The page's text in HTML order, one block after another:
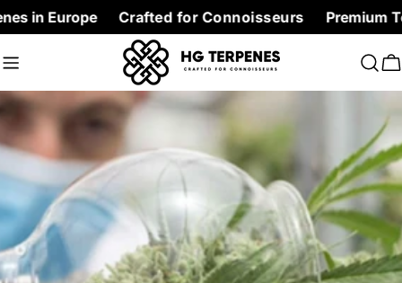
Skip
to
content
Crafted for Connoisseurs Premium Terpenes